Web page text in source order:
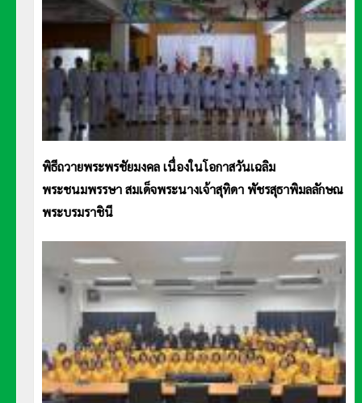
พิธีถวายพระพรชัยมงคล เนื่องในโอกาสวันเฉลิม
พระชนมพรรษา สมเด็จพระนางเจ้าสุทิดา พัชรสุธาพิมลลักษณ
พระบรมราชินี